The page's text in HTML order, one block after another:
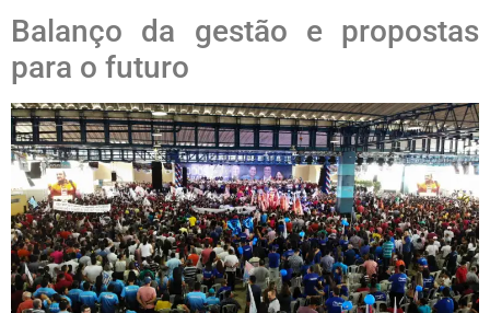
Balanço da gestão e propostas
para o futuro